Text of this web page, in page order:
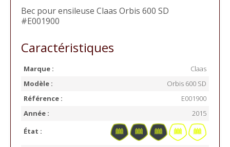
Bec pour ensileuse Claas Orbis 600 SD
#E001900
Caractéristiques
Marque :
Claas
Modèle :
Orbis 600 SD
Référence :
E001900
Année :
2015
État :